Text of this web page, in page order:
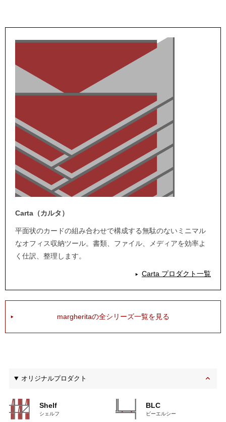
Carta（カルタ）
平面状のカードの組み合わせで構成する無駄のないミニマル
なオフィス収納ツール。書類、ファイル、メディアを効率よ
く仕訳、整理します。
Carta プロダクト一覧
margheritaの全シリーズ一覧を見る
オリジナルプロダクト
Shelf
シェルフ
BLC
ビーエルシー